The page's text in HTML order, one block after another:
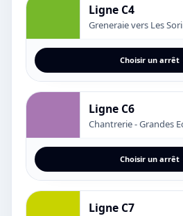
Ligne C4
Greneraie vers Les
Choisir un arrêt
Ligne C6
Chantrerie - Grandes
Choisir un arrêt
Ligne C7